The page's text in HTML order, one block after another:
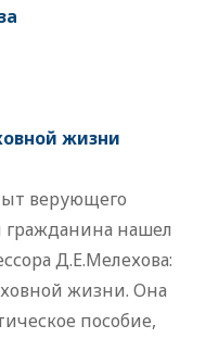
жизни
верующего
гражданина нашел
Д.Е.Мелехова:
жизни. Она
пособие,